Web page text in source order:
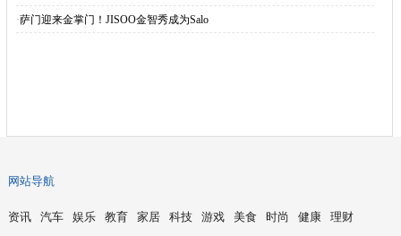
·萨门迎来金掌门！JISOO金智秀成为Salo
网站导航
资讯 汽车 娱乐 教育 家居 科技 游戏 美食 时尚 健康
理财